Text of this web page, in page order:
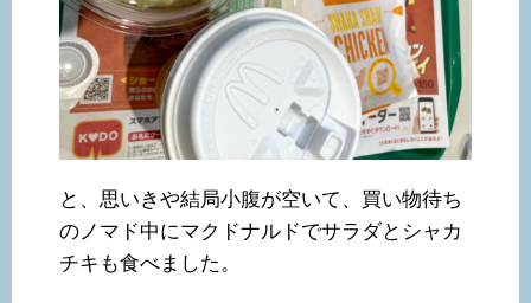
と、思いきや結局小腹が空いて、買い物待ち
のノマド中にマクドナルドでサラダとシャカ
チキも食べました。